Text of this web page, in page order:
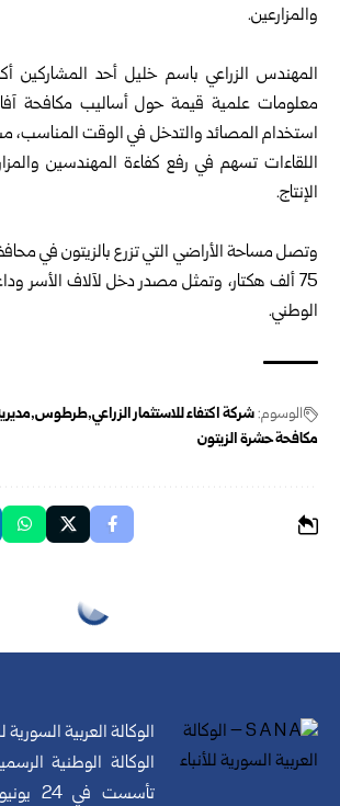
والمزارعين.
المهندس الزراعي باسم خليل أحد المشاركين
معلومات علمية قيمة حول أساليب مكافحة
استخدام المصائد والتدخل في الوقت المناسب،
اللقاءات تسهم في رفع كفاءة المهندسين
الإنتاج.
وتصل مساحة الأراضي التي تزرع بالزيتون في
75 ألف هكتار، وتمثل مصدر دخل لآلاف الأسر
الوطني.
الوسوم:شركة اكتفاء للاستثمار الزراعي طرطوس
مكافحة حشرة الزيتون
الوكالة العربية السورية
الوكالة الوطنية